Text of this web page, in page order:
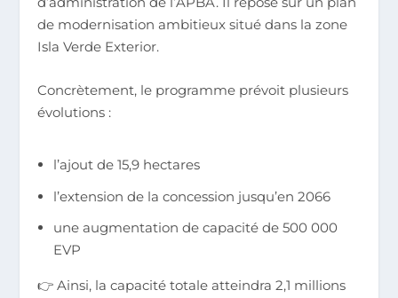
de modernisation ambitieux situé dans la zone
Isla Verde Exterior.
Concrètement, le programme prévoit plusieurs
évolutions :
l’ajout de 15,9 hectares
l’extension de la concession jusqu’en 2066
une augmentation de capacité de 500 000
EVP
👉 Ainsi, la capacité totale atteindra 2,1 millions